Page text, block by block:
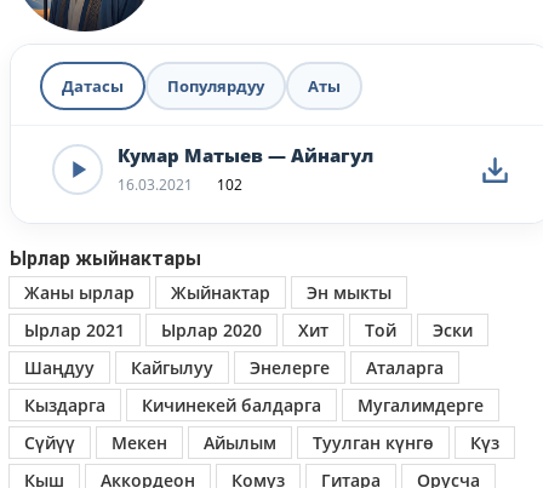
Датасы Популярдуу Аты
Кумар Матыев — Айнагул
16.03.2021 102
Ырлар жыйнактары
Жаны ырлар
Жыйнактар
Эн мыкты
Ырлар 2021
Ырлар 2020 Хит Той
Эски
Шаңдуу
Кайгылуу Энелерге
Аталарга
Кыздарга
Кичинекей балдарга
Мугалимдерге
Сүйүү
Мекен Айылым Туулган күнгө
Күз
Кыш
Аккордеон Комуз Гитара
Орусча